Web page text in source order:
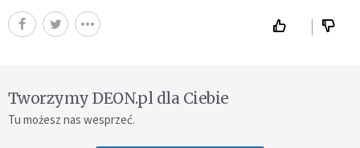
Tworzymy DEON.pl dla Ciebie
Tu możesz nas wesprzeć.